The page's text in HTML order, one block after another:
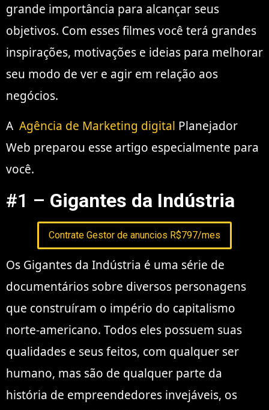
grande importância para alcançar seus
objetivos. Com esses filmes você terá grandes
inspirações, motivações e ideias para melhorar
seu modo de ver e agir em relação aos
negócios.
A Agência de Marketing digital Planejador
Web preparou esse artigo especialmente para
você.
#1 – Gigantes da Indústria
Contrate Gestor de anuncios R$797/mes
Os Gigantes da Indústria é uma série de
documentários sobre diversos personagens
que construíram o império do capitalismo
norte-americano. Todos eles possuem suas
qualidades e seus feitos, com qualquer ser
humano, mas são de qualquer parte da
história de empreendedores invejáveis, os